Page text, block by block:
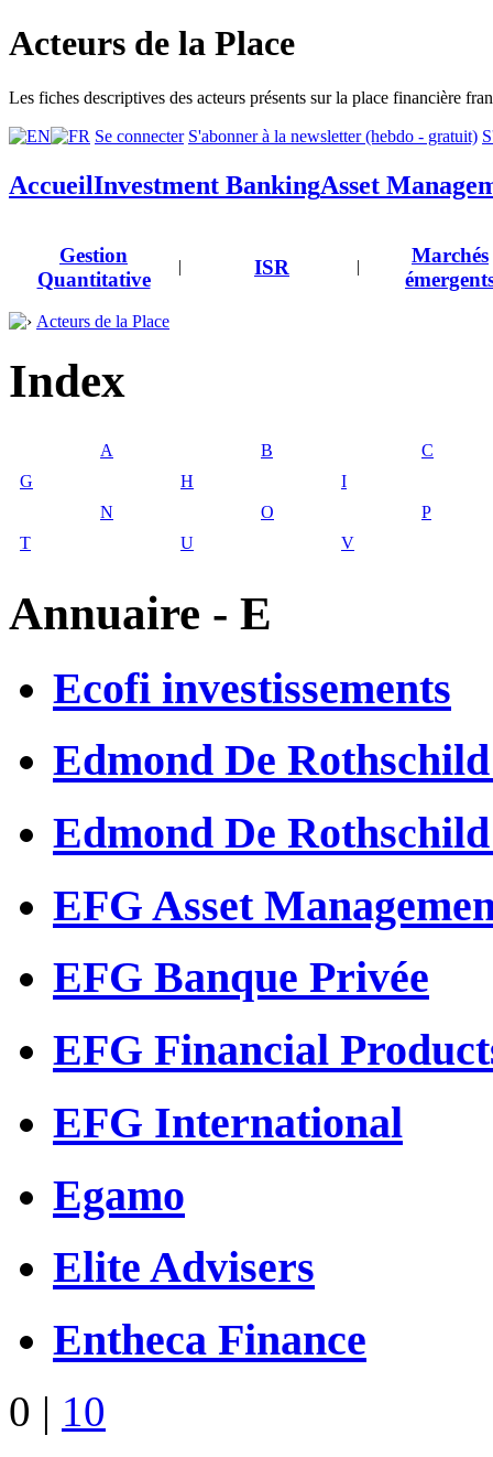
Acteurs de la Place
Les fiches descriptives des acteurs présents sur la place financière
Se connecter S'abonner à la newsletter (hebdo - gratuit)
AccueilInvestment BankingAsset
Gestion
Quantitative
| ISR |
Marchés
Acteurs de la Place
Index
A B
C
G
H
I
N
O
P
T
U V
Annuaire - E
Ecofi investissements
Edmond De
Edmond De
EFG Asset
EFG Banque Privée
EFG Financial
EFG International
Egamo
Elite Advisers
Entheca Finance
0 | 10